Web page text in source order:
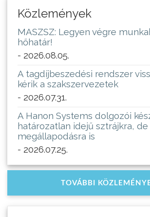
Közlemények
MASZSZ: Legyen végre
hőhatár!
- 2026.08.05.
A tagdíjbeszedési rendszer
kérik a szakszervezetek
- 2026.07.31.
A Hanon Systems dolgozói
határozatlan idejű sztrájkra,
megállapodásra is
- 2026.07.25.
TOVÁBBI